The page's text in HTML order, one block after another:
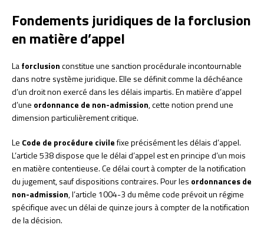
Fondements juridiques de la forclusion
en matière d’appel
Laforclusionconstitue une sanction procédurale incontournable
dans notre système juridique. Elle se définit comme la déchéance
d’un droit non exercé dans les délais impartis. En matière d’appel
d’une ordonnance de non-admission, cette notion prend une
dimension particulièrement critique.
Le Code de procédure civilefixe précisément les délais d’appel.
L’article 538 dispose que le délai d’appel est en principe d’un mois
en matière contentieuse. Ce délai court à compter de la notification
du jugement, sauf dispositions contraires. Pour les ordonnances de
non-admission, l’article 1004-3 du même code prévoit un régime
spécifique avec un délai de quinze jours à compter de la notification
de la décision.